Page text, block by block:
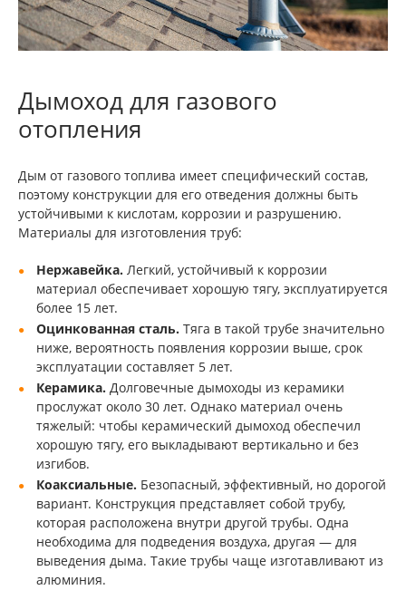
Дымоход для газового
отопления
Дым от газового топлива имеет специфический состав,
поэтому конструкции для его отведения должны быть
устойчивыми к кислотам, коррозии и разрушению.
Материалы для изготовления труб:
Нержавейка. Легкий, устойчивый к коррозии
материал обеспечивает хорошую тягу, эксплуатируется
более 15 лет.
Оцинкованная сталь. Тяга в такой трубе значительно
ниже, вероятность появления коррозии выше, срок
эксплуатации составляет 5 лет.
Керамика. Долговечные дымоходы из керамики
прослужат около 30 лет. Однако материал очень
тяжелый: чтобы керамический дымоход обеспечил
хорошую тягу, его выкладывают вертикально и без
изгибов.
Коаксиальные. Безопасный, эффективный, но дорогой
вариант. Конструкция представляет собой трубу,
которая расположена внутри другой трубы. Одна
необходима для подведения воздуха, другая — для
выведения дыма. Такие трубы чаще изготавливают из
алюминия.